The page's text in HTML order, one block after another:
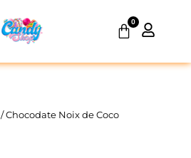
0
Panier
/ Chocodate Noix de Coco